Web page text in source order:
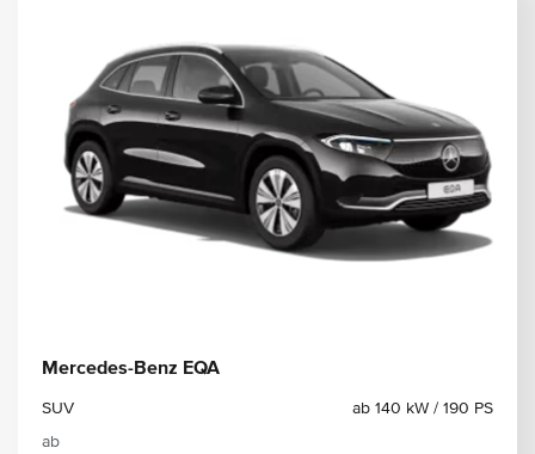
Mercedes-Benz EQA
SUV
ab 140 kW / 190 PS
ab